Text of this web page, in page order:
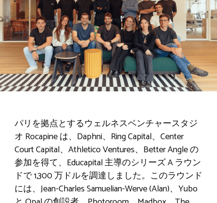
パリを拠点とするウェルネスベンチャースタジ
オ Rocapine は、Daphni、Ring Capital、Center
Court Capital、Athletico Ventures、Better Angle の
参加を得て、Educapital 主導のシリーズ A ラウン
ドで 1,300 万ドルを調達しました。このラウンド
には、Jean-Charles Samuelian-Werve (Alan)、Yubo